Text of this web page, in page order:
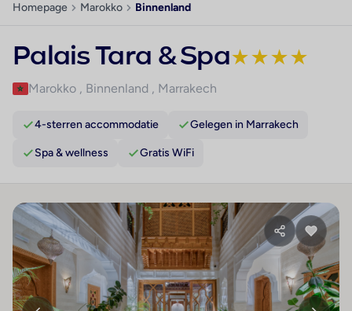
Homepage Marokko Binnenland
Palais Tara & Spa★★★★
Marokko , Binnenland , Marrakech
4-sterren accommodatie Gelegen in Marrakech
Spa & wellness Gratis WiFi